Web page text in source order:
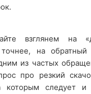
взглянем на
на обратный
из частых
про резкий
которым следует и